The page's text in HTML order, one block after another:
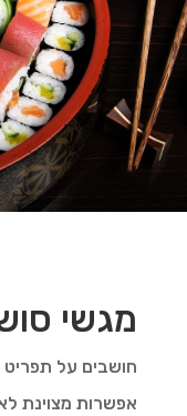
מגשי
חושבים על תפריט
אפשרות מצוינת